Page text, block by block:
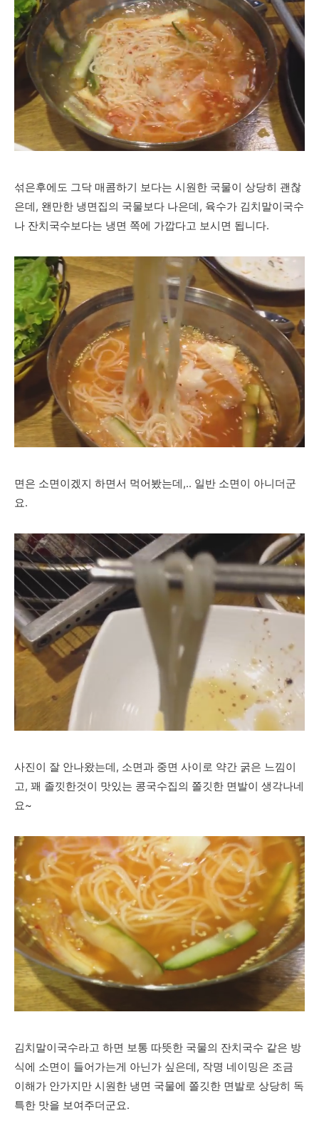
섞은후에도 그닥 매콤하기 보다는 시원한 국물이 상당히 괜찮
은데, 왠만한 냉면집의 국물보다 나은데, 육수가 김치말이국수
나 잔치국수보다는 냉면 쪽에 가깝다고 보시면 됩니다.
면은 소면이겠지 하면서 먹어봤는데,.. 일반 소면이 아니더군
요.
사진이 잘 안나왔는데, 소면과 중면 사이로 약간 굵은 느낌이
고, 꽤 졸낏한것이 맛있는 콩국수집의 쫄깃한 면발이 생각나네
요~
김치말이국수라고 하면 보통 따뜻한 국물의 잔치국수 같은 방
식에 소면이 들어가는게 아닌가 싶은데, 작명 네이밍은 조금
이해가 안가지만 시원한 냉면 국물에 쫄깃한 면발로 상당히 독
특한 맛을 보여주더군요.